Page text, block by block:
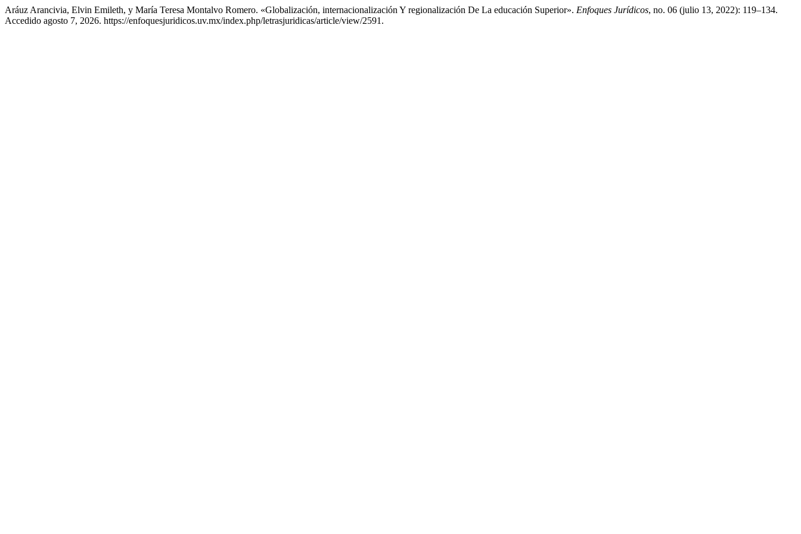
Aráuz Arancivia, Elvin Emileth, y María Teresa Montalvo Romero. «Globalización, internacionalización Y regionalización De La educación Superior». Enfoques Jurídicos, no. 06 (julio 13, 2022): 119–134.
Accedido agosto 7, 2026. https://enfoquesjuridicos.uv.mx/index.php/letrasjuridicas/article/view/2591.